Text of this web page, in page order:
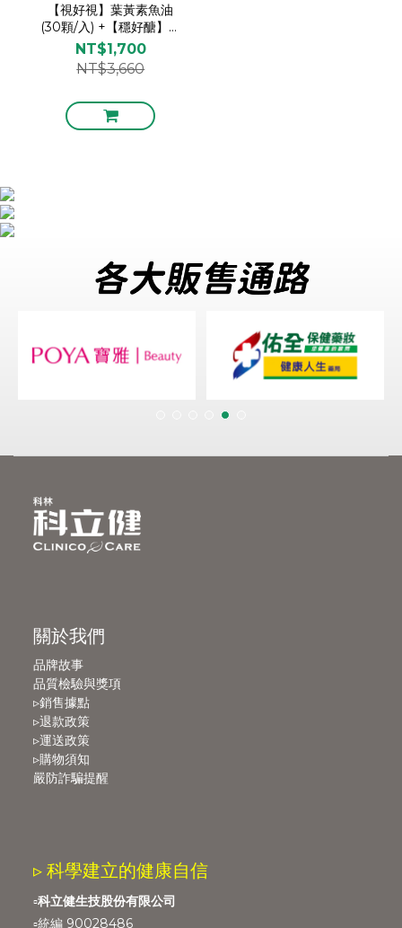
【視好視】葉黃素魚油
(30顆/入) +【穩好醣】白
腎豆仙人掌 (60顆/入)
NT$1,700
NT$3,660
關於我們
品牌故事
品質檢驗與獎項
▹銷售據點
▹退款政策
▹運送政策
▹購物須知
嚴防詐騙提醒
▹ 科學建立的健康自信
▫️科立健生技股份有限公司
▫️統編 90028486